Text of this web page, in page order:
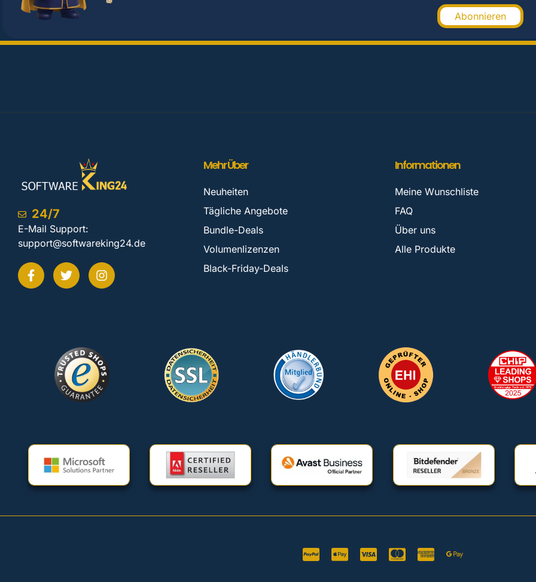
Abonnieren
24/7
E-Mail Support:
support@softwareking24.de
Mehr Über
Neuheiten
Tägliche Angebote
Bundle-Deals
Volumenlizenzen
Black-Friday-Deals
Informationen
Meine Wunschliste
FAQ
Über uns
Alle Produkte